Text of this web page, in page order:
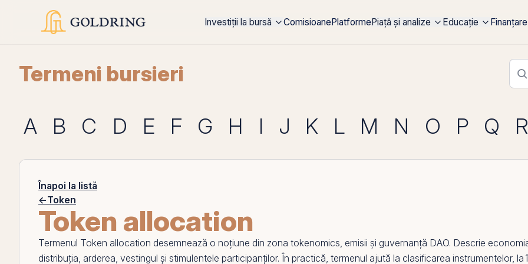
Investiții la bursă ComisioanePlatformePiață și analize Educație
Termeni bursieri
A B C D E F G H I J K L M N O P Q
Înapoi la listă
←Token
Token allocation
Termenul Token allocation desemnează o noțiune din zona tokenomics, emisii și guvernanță DAO. Descrie
distribuția, arderea, vestingul și stimulentele participanților. În practică, termenul ajută la clasificarea instrumentelor,